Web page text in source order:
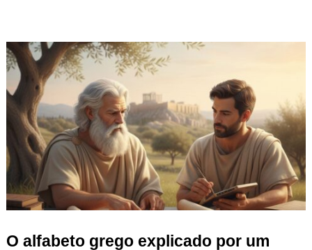
O alfabeto grego explicado por um